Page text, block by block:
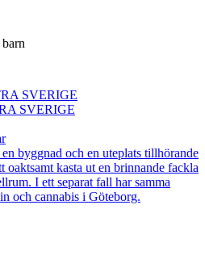
SVERIGE
SVERIGE
byggnad och en uteplats tillhörande
oaktsamt kasta ut en brinnande fackla
I ett separat fall har samma
och cannabis i Göteborg.